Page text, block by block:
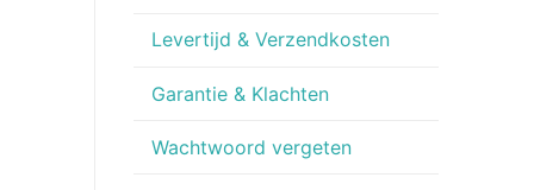
Levertijd & Verzendkosten
Garantie & Klachten
Wachtwoord vergeten